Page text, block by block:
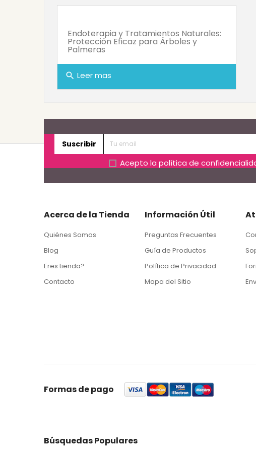
Endoterapia y Tratamientos Naturales:
Protección Eficaz para Árboles y
Palmeras
search Leer mas
Suscribir
Acepto la política de
Acerca de la Tienda
Quiénes Somos
Blog
Eres tienda?
Contacto
Información Útil
Preguntas Frecuentes
Guía de Productos
Política de Privacidad
Mapa del Sitio
Formas de pago
Búsquedas Populares